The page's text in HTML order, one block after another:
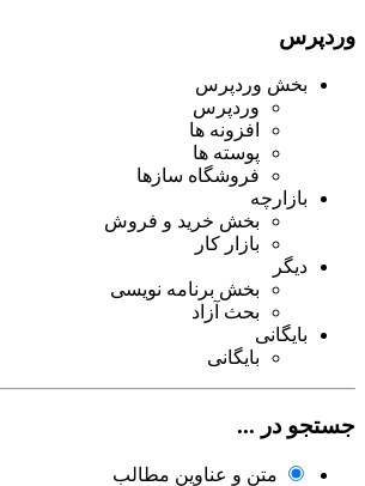
وردپرس
بخش وردپرس
وردپرس
افزونه ها
پوسته ها
فروشگاه سازها
بازارچه
بخش خرید و فروش
بازار کار
دیگر
بخش برنامه نویسی
بحث آزاد
بایگانی
بایگانی
جستجو در ...
متن و عناوین مطالب